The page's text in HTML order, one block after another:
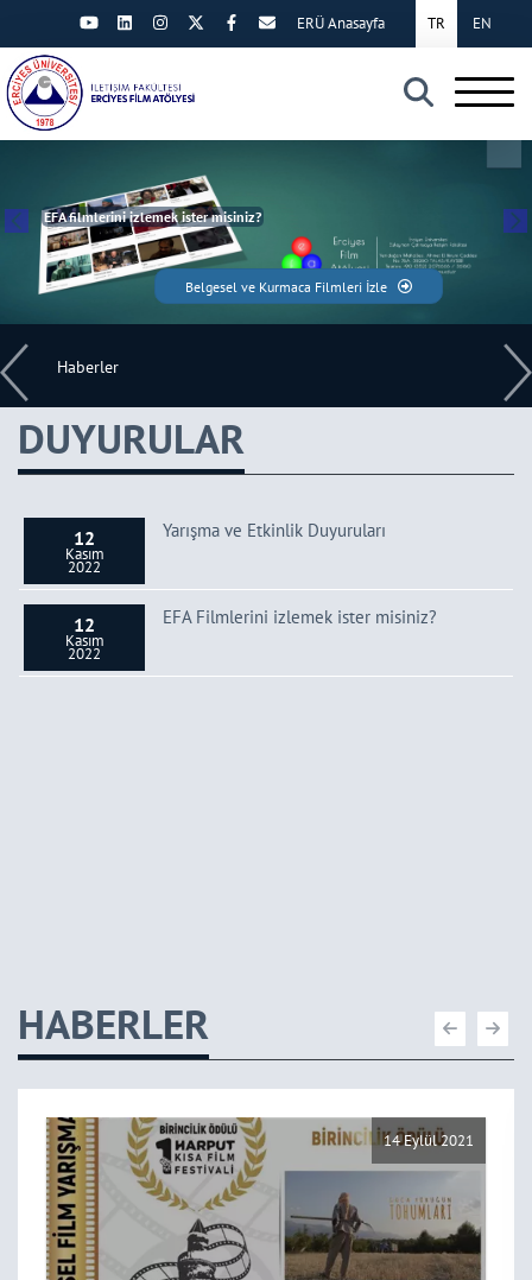
×
TR EN
ERÜ Anasayfa
EFA filmlerini izlemek ister misiniz?
Belgesel ve Kurmaca Filmleri İzle
Haberler
DUYURULAR
12
Kasım
2022
Yarışma ve Etkinlik Duyuruları
12
Kasım
2022
EFA Filmlerini izlemek ister misiniz?
HABERLER
14 Eylül 2021